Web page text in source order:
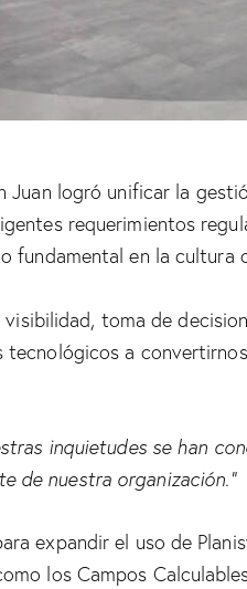
logró unificar la
requerimientos
fundamental en la
toma de
a
inquietudes se han
de nuestra organización.”
expandir el uso de
los Campos